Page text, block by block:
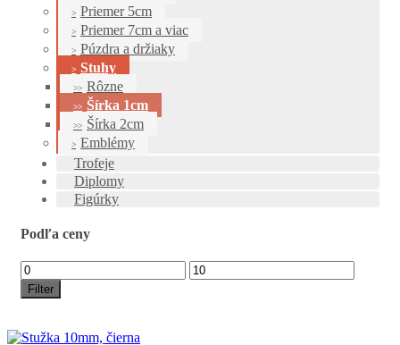
Priemer 5cm
Priemer 7cm a viac
Púzdra a držiaky
Stuhy
Rôzne
Šírka 1cm
Šírka 2cm
Emblémy
Trofeje
Diplomy
Figúrky
Podľa ceny
Filter